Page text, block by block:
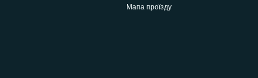
Мапа проїзду